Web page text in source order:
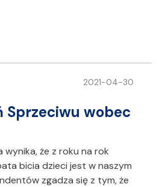
2021-04-30
Sprzeciwu wobec
że z roku na rok
bicia dzieci jest w naszym
zgadza się z tym, że